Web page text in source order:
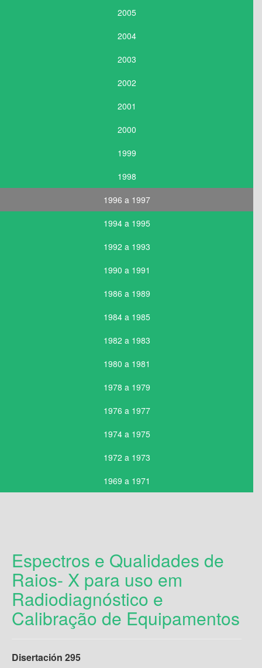
2005
2004
2003
2002
2001
2000
1999
1998
1996 a 1997
1994 a 1995
1992 a 1993
1990 a 1991
1986 a 1989
1984 a 1985
1982 a 1983
1980 a 1981
1978 a 1979
1976 a 1977
1974 a 1975
1972 a 1973
1969 a 1971
Espectros e Qualidades de
Raios- X para uso em
Radiodiagnóstico e
Calibração de Equipamentos
Disertación 295